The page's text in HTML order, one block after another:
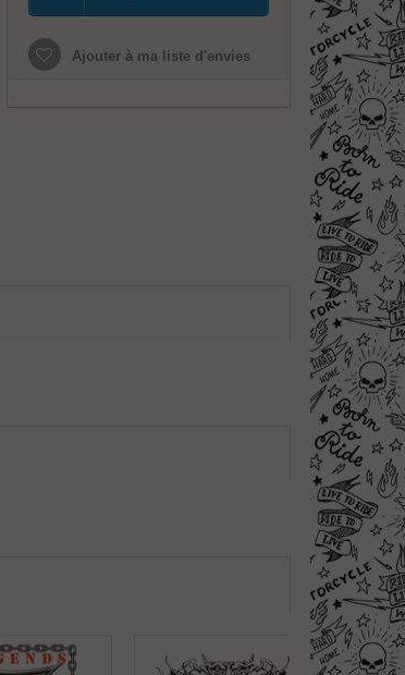
Ajouter à ma liste d'envies